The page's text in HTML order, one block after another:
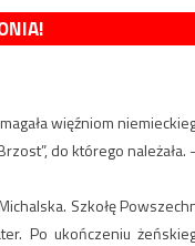
więźniom
do którego należała.
Szkołę
Po ukończeniu